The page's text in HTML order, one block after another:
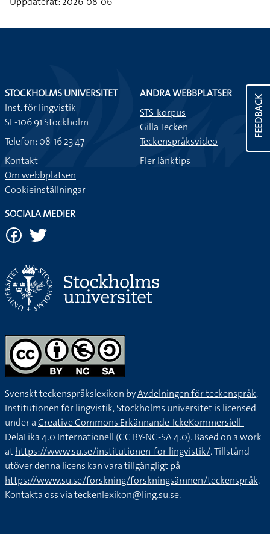
FEEDBACK
STOCKHOLMS UNIVERSITET
Inst. för lingvistik
SE-106 91 Stockholm
Telefon: 08-16 23 47
Kontakt
Om webbplatsen
Cookieinställningar
ANDRA WEBBPLATSER
STS-korpus
Gilla Tecken
Teckenspråksvideo
Fler länktips
SOCIALA MEDIER
Svenskt teckenspråkslexikon byAvdelningen för teckenspråk,
Institutionen för lingvistik, Stockholms universitetis licensed
under aCreative Commons Erkännande-IckeKommersiell-
DelaLika 4.0 Internationell (CC BY-NC-SA 4.0).Based on a work
athttps://www.su.se/institutionen-for-lingvistik/. Tillstånd
utöver denna licens kan vara tillgängligt på
https://www.su.se/forskning/forskningsämnen/teckenspråk.
Kontakta oss viateckenlexikon@ling.su.se.